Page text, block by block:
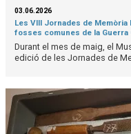
03.06.2026
Les VIII Jornades de
fosses comunes de la
Durant el mes de maig, el
edició de les Jornades de